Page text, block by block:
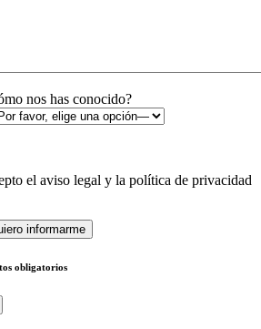
nos has conocido?
el aviso legal y la política de privacidad
obligatorios